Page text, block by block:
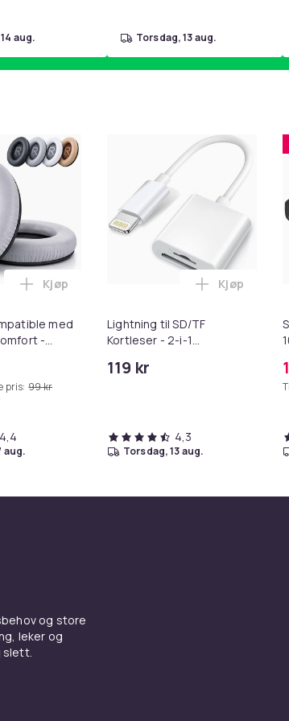
aug. torsdag, 13 aug.
Brown - Mørkebrun i handlekurven
med
-
pris: 99 kr
Legg Øreputer kompatible med Bose
Kjøp
4,4
aug.
Lightning til SD/TF
Kortleser - 2-i-1
iPhone/iPad
119 kr
Legg
Kjøp
4,3
torsdag, 13 aug.
og store
leker og
slett.